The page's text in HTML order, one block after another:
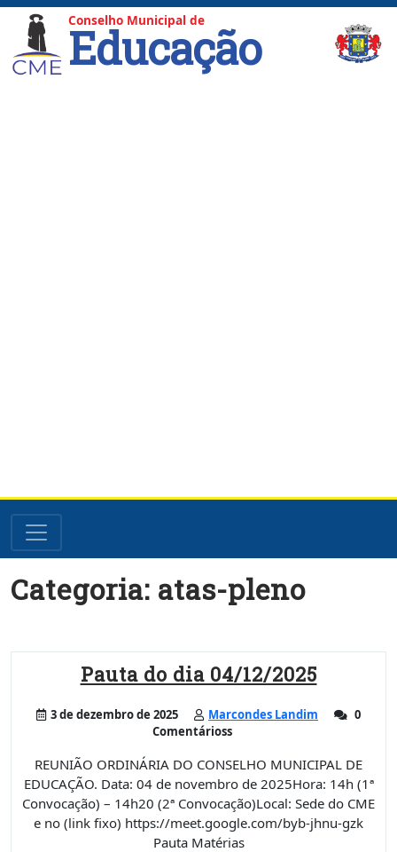
Conselho Municipal de
Educação
toCategoria: atas-pleno
Pauta do dia 04/12/2025
3 de dezembro de 2025 Marcondes Landim
0
Comentárioss
REUNIÃO ORDINÁRIA DO CONSELHO MUNICIPAL DE
EDUCAÇÃO. Data: 04 de novembro de 2025Hora: 14h (1ª
Convocação) – 14h20 (2ª Convocação)Local: Sede do CME
e no (link fixo) https://meet.google.com/byb-jhnu-gzk
Pauta Matérias